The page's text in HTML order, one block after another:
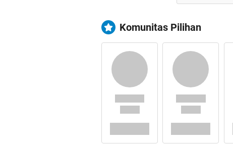
Komunitas Pilihan